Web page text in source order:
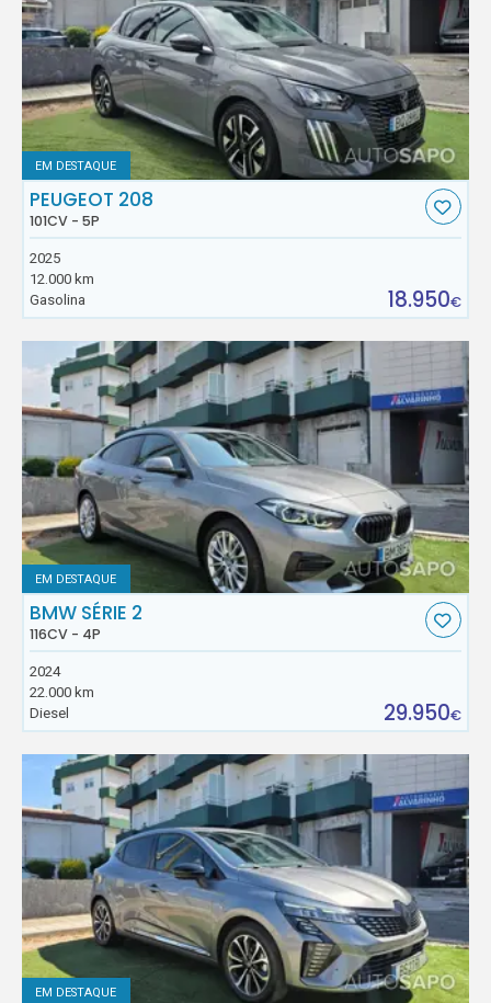
EM DESTAQUE
PEUGEOT 208
101CV - 5P
2025
12.000 km
Gasolina
18.950€
EM DESTAQUE
BMW SÉRIE 2
116CV - 4P
2024
22.000 km
Diesel
29.950€
EM DESTAQUE